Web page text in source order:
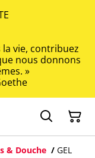
vie, contribuez
nous donnons
»
& Douche / GEL